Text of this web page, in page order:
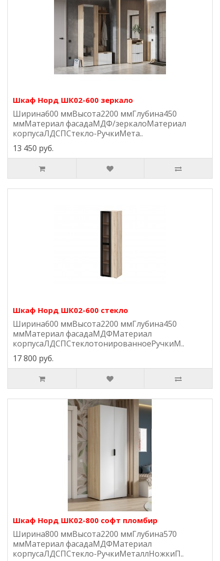
Шкаф Норд ШК02-600 зеркало
Ширина600 ммВысота2200 ммГлубина450
ммМатериал фасадаМДФ/зеркалоМатериал
корпусаЛДСПСтекло-РучкиМета..
13 450 руб.
Шкаф Норд ШК02-600 стекло
Ширина600 ммВысота2200 ммГлубина450
ммМатериал фасадаМДФМатериал
корпусаЛДСПСтеклотонированноеРучкиМ..
17 800 руб.
Шкаф Норд ШК02-800 софт пломбир
Ширина800 ммВысота2200 ммГлубина570
ммМатериал фасадаМДФМатериал
корпусаЛДСПСтекло-РучкиМеталлНожкиП..